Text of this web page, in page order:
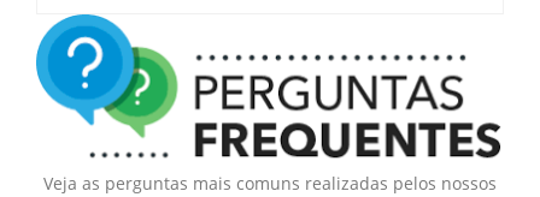
Chuva Diária
Secas Bauru
IPMet na FC
Observador Voluntário
Como Chegar
Veja as perguntas mais comuns realizadas pelos nossos